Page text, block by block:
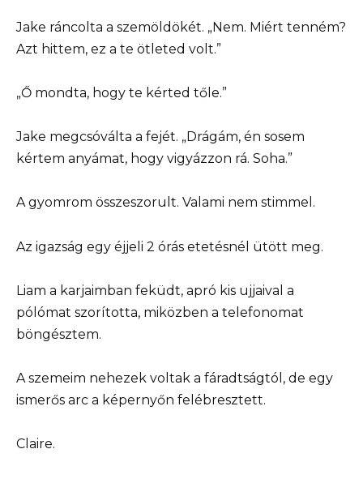
Jake ráncolta a szemöldökét. „Nem. Miért tenném?
Azt hittem, ez a te ötleted volt.”
„Ő mondta, hogy te kérted tőle.”
Jake megcsóválta a fejét. „Drágám, én sosem
kértem anyámat, hogy vigyázzon rá. Soha.”
A gyomrom összeszorult. Valami nem stimmel.
Az igazság egy éjjeli 2 órás etetésnél ütött meg.
Liam a karjaimban feküdt, apró kis ujjaival a
pólómat szorította, miközben a telefonomat
böngésztem.
A szemeim nehezek voltak a fáradtságtól, de egy
ismerős arc a képernyőn felébresztett.
Claire.